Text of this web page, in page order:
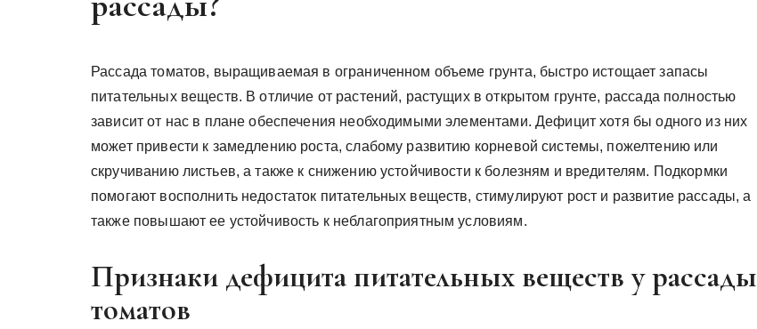
Рассада томатов, выращиваемая в ограниченном объеме грунта, быстро истощает запасы
питательных веществ. В отличие от растений, растущих в открытом грунте, рассада полностью
зависит от нас в плане обеспечения необходимыми элементами. Дефицит хотя бы одного из них
может привести к замедлению роста, слабому развитию корневой системы, пожелтению или
скручиванию листьев, а также к снижению устойчивости к болезням и вредителям. Подкормки
помогают восполнить недостаток питательных веществ, стимулируют рост и развитие рассады, а
также повышают ее устойчивость к неблагоприятным условиям.
Признаки дефицита питательных веществ у рассады
томатов